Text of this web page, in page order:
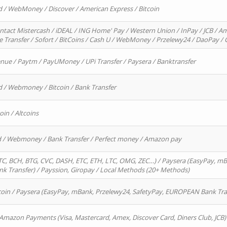
/ WebMoney / Discover / American Express / Bitcoin
Mistercash / iDEAL / ING Home' Pay / Western Union / InPay / JCB /
Transfer / Sofort / BitCoins / Cash U / WebMoney / Przelewy24 / DaoPay /
/ Paytm / PayUMoney / UPi Transfer / Paysera / Banktransfer
/ Webmoney / Bitcoin / Bank Transfer
/ Altcoins
/ Webmoney / Bank Transfer / Perfect money / Amazon pay
BCH, BTG, CVC, DASH, ETC, ETH, LTC, OMG, ZEC…) / Paysera (EasyPay,
Transfer) / Payssion, Giropay / Local Methods (20+ Methods)
/ Paysera (EasyPay, mBank, Przelewy24, SafetyPay, EUROPEAN Bank
Payments (Visa, Mastercard, Amex, Discover Card, Diners Club, JCB)